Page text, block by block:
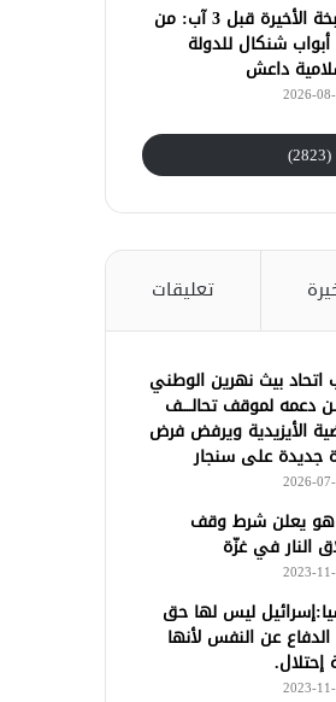
الطبخة الأخيرة قبل 3 آب: من
شنكال للدولة
داعش
2026-
تعليقات
اتحاد بيث نهرين الوطني
دعمه لموقف تحالــــف
الأيزيدية ويرفض فرض
جديدة على سنجار
2026-
يعلن شرط وقف
النار في غزّة
2023-
ليس لها حق
عن النفس لأنها
إحتلال.
2023-